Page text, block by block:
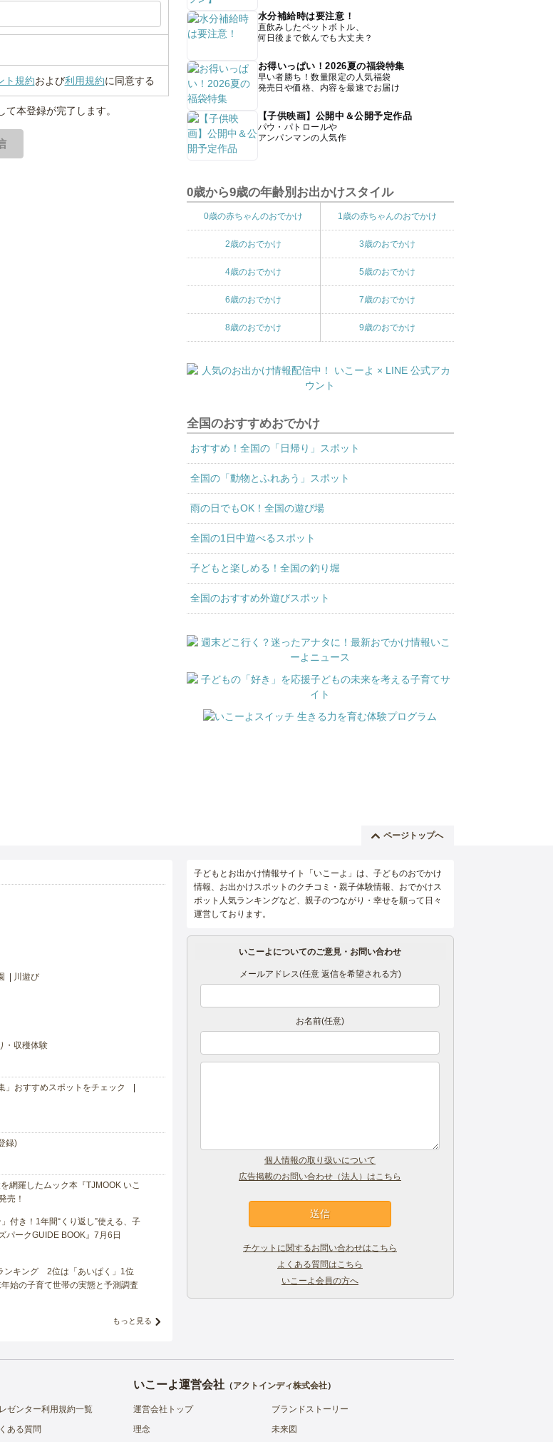
ト規約および利用規約に同意する
本登録が完了します。
水分補給時は要注意！
直飲みしたペットボトル、
何日後まで飲んでも大丈夫？
お得いっぱい！2026夏の福袋特集
早い者勝ち！数量限定の人気福袋
発売日や価格、内容を最速でお届け
【子供映画】公開中＆公開予定作品
パウ・パトロールや
アンパンマンの人気作
0歳から9歳の年齢別お出かけスタイル
0歳の赤ちゃんのおでかけ 1歳の赤ちゃんのおでかけ
2歳のおでかけ 3歳のおでかけ
4歳のおでかけ 5歳のおでかけ
6歳のおでかけ 7歳のおでかけ
8歳のおでかけ 9歳のおでかけ
全国のおすすめおでかけ
おすすめ！全国の「日帰り」スポット
全国の「動物とふれあう」スポット
雨の日でもOK！全国の遊び場
全国の1日中遊べるスポット
子どもと楽しめる！全国の釣り堀
全国のおすすめ外遊びスポット
ページトップへ
川遊び
・収穫体験
」おすすめスポットをチェック
録)
網羅したムック本『TJMOOK いこ
売！
付き！1年間“くり返し”使える、子
パークGUIDE BOOK』7月6日
ンキング 2位は「あいぱく」1位
始の子育て世帯の実態と予測調査
もっと見る
子どもとお出かけ情報サイト「いこーよ」は、子どものおでかけ
情報、お出かけスポットのクチコミ・親子体験情報、おでかけス
ポット人気ランキングなど、親子のつながり・幸せを願って日々
運営しております。
いこーよについてのご意見・お問い合わせ
メールアドレス(任意 返信を希望される方)
お名前(任意)
個人情報の取り扱いについて
広告掲載のお問い合わせ（法人）はこちら
チケットに関するお問い合わせはこちら
よくある質問はこちら
いこーよ会員の方へ
ゼンター利用規約一覧
ある質問
いこーよ運営会社（アクトインディ株式会社）
運営会社トップ
ブランドストーリー
理念
未来図